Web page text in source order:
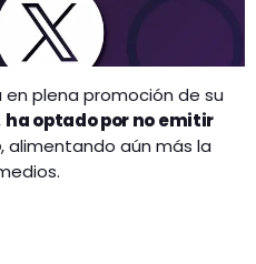
plena promoción de su
ha optado por no emitir
, alimentando aún más la